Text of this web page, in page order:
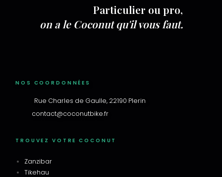
Particulier ou pro,
on a le Coconut qu'il vous faut.
NOS COORDONNÉES
Rue Charles de Gaulle, 22190 Plerin
contact@coconutbike.fr
TROUVEZ VOTRE COCONUT
Zanzibar
Tikehau